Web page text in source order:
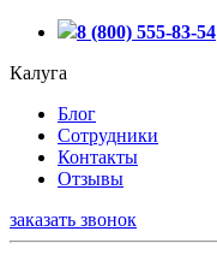
8 (800) 555-83-54
Калуга
Блог
Сотрудники
Контакты
Отзывы
заказать звонок